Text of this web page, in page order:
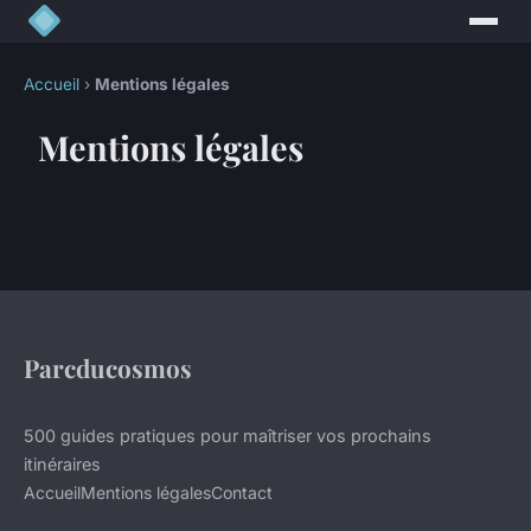
Accueil › Mentions légales
Mentions légales
Parcducosmos
500 guides pratiques pour maîtriser vos prochains
itinéraires
AccueilMentions légalesContact